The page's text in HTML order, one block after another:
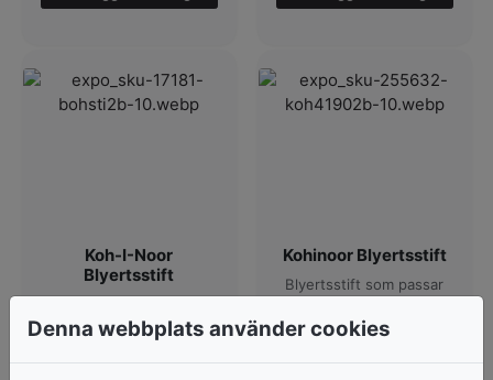
Koh-I-Noor
Blyertsstift
passande till 5,6mm
stifthållare.
Kohinoor Blyertsstift
Blyertsstift som passar
Denna webbplats använder cookies